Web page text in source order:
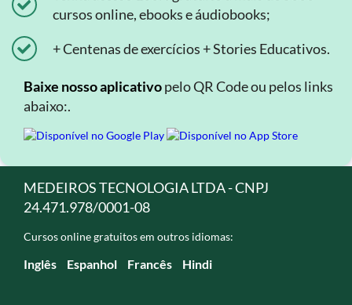
cursos online, ebooks e áudiobooks;
+ Centenas de exercícios + Stories Educativos.
Baixe nosso aplicativopelo QR Code ou pelos links
abaixo:.
MEDEIROS TECNOLOGIA LTDA - CNPJ
24.471.978/0001-08
Cursos online gratuitos em outros idiomas:
Inglês Espanhol Francês Hindi